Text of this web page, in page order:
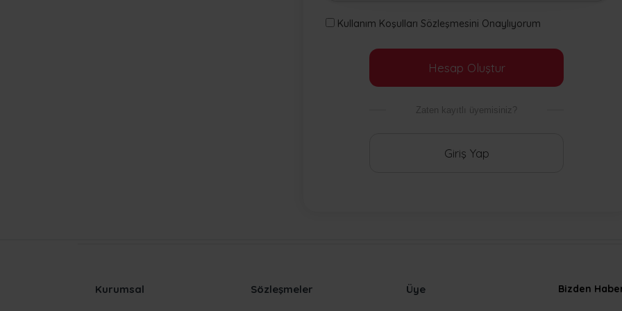
Kullanım Koşulları Sözleşmesini Onaylıyorum
Hesap Oluştur
Zaten kayıtlı üyemisiniz?
Giriş Yap
Kurumsal Sözleşmeler Üye Bizden